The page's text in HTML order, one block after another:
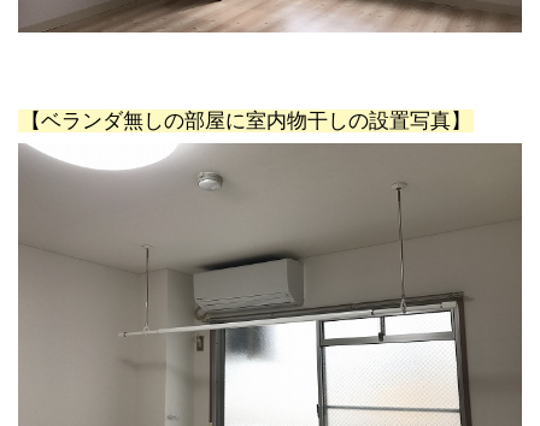
【ベランダ無しの部屋に室内物干しの設置写真】